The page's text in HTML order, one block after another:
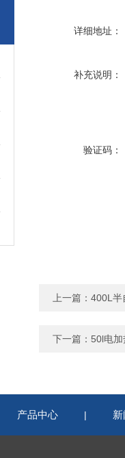
详细地址：
补充说明：
验证码：
上一篇： 400L半
下一篇： 50l电
产品中心 |